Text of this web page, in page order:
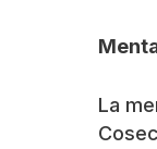
La